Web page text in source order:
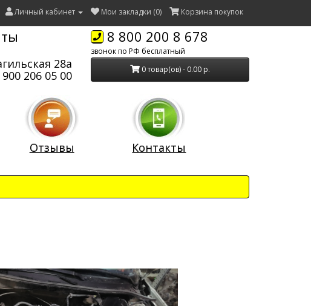
Личный кабинет Мои закладки (0) Корзина покупок
28а
900 206 05 00
8 800 200 8 678
звонок по РФ бесплатный
0 товар(ов) - 0.00 р.
Отзывы Контакты